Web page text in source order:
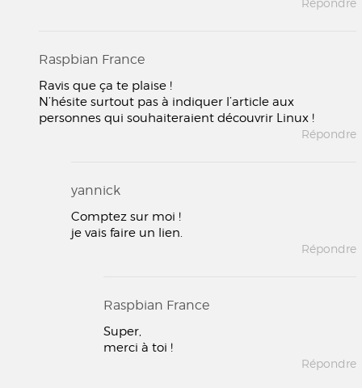
Répondre
Raspbian France
Ravis que ça te plaise !
N’hésite surtout pas à indiquer l’article aux
personnes qui souhaiteraient découvrir Linux !
Répondre
yannick
Comptez sur moi !
je vais faire un lien.
Répondre
Raspbian France
Super,
merci à toi !
Répondre